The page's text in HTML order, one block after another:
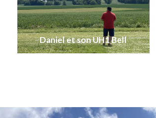
Daniel et son UH1 Bell
Airwolf de Sylvain